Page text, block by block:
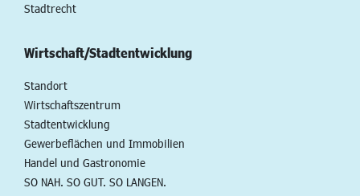
Stadtrecht
Wirtschaft/Stadtentwicklung
Standort
Wirtschaftszentrum
Stadtentwicklung
Gewerbeflächen und Immobilien
Handel und Gastronomie
SO NAH. SO GUT. SO LANGEN.